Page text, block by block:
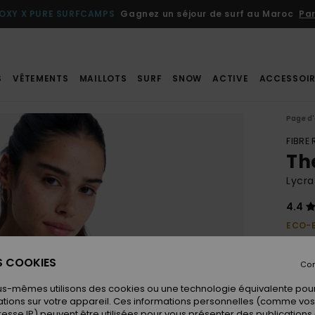
X PURE SURFCAMPS Gagnez un séjour de surf au Maroc
VÊTEMENTS MAILLOTS SURF SNOW ACTIVE
Page
FIBRE
4.4
ECO-
COOKIES
mêmes utilisons des cookies ou une technologie équivalente
sur votre appareil. Ces informations personnelles (comme